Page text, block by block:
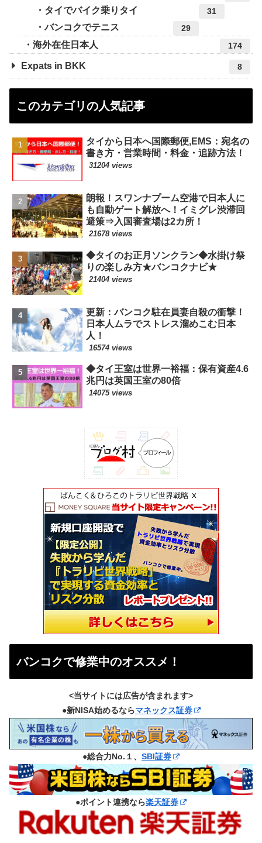
タイでバイク乗りタイ 31
バンコクでテニス 29
海外在住日本人 174
Expats in BKK 8
このカテゴリの人気記事
タイから日本へ国際郵便,EMS：宛名の
書き方・営業時間・料金・追跡方法！
31204 views
朗報！スワンナプーム空港で日本人に
も自動ゲート解放へ！イミグレ渋滞回
避策⇒入国審査場は2カ所！
21678 views
◆タイのお正月ソンクラン◆水掛け祭
りの楽しみ方★バンコクナビ★
21404 views
更新：バンコク駐在員妻自殺の衝撃！
日本人ムラでストレス溜めこむ日本
人！
16574 views
◆タイ王室は世界一裕福：保有資産4.6
兆円は英国王室の80倍
14075 views
バンコクで修業中のオススメ！
<当サイトには広告が含まれます>
●新NISA始めるならマネックス証券
●総合力No.１、 SBI証券
●ポイント連携なら楽天証券